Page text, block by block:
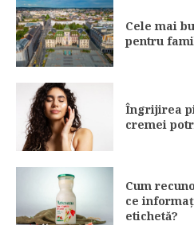
Cele mai
pentru
Îngrijirea
cremei
Cum
ce
etichetă?